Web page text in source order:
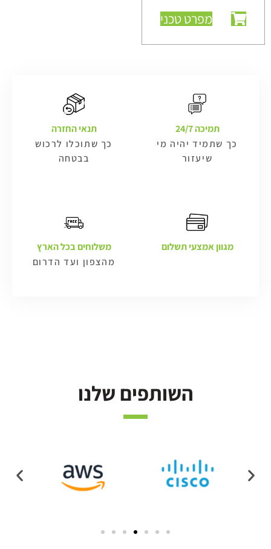
מפרט טכני
תמיכה 24/7
כך שתמיד יהיה מי
שיעזור
תנאי החזרה
כך שתוכלו לרכוש
בבטחה
מגוון אמצעי תשלום
משלוחים בכל הארץ
מהצפון ועד הדרום
השותפים שלנו